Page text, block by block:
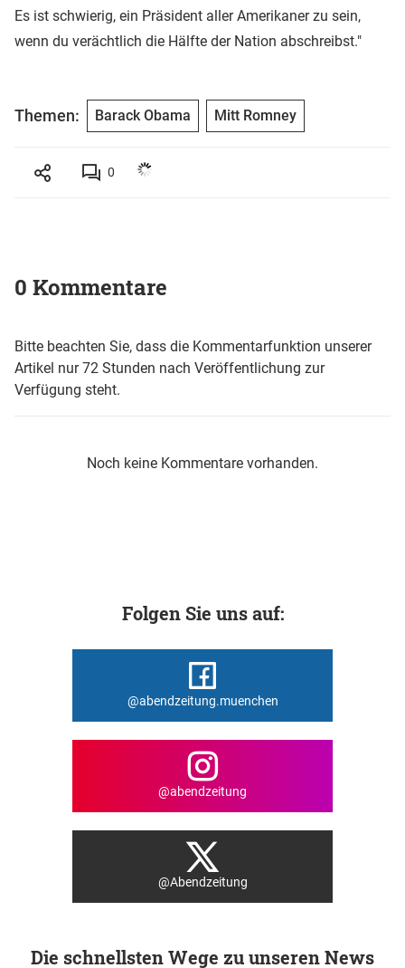
Es ist schwierig, ein Präsident aller Amerikaner zu sein,
wenn du verächtlich die Hälfte der Nation abschreibst."
Themen: Barack Obama Mitt Romney
0
0 Kommentare
Bitte beachten Sie, dass die Kommentarfunktion unserer
Artikel nur 72 Stunden nach Veröffentlichung zur
Verfügung steht.
Noch keine Kommentare vorhanden.
Folgen Sie uns auf:
@abendzeitung.muenchen
@abendzeitung
@Abendzeitung
Die schnellsten Wege zu unseren News